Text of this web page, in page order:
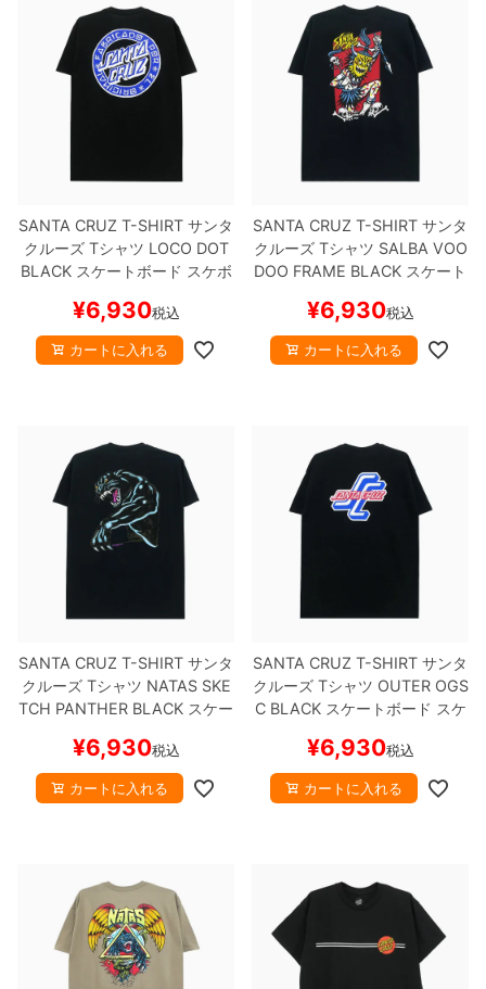
SANTA CRUZ T-SHIRT サンタ
クルーズTシャツ LOCO DOT
BLACKスケートボード スケボ
¥6,930税込
カートに入れる
SANTA CRUZ T-SHIRT サンタ
クルーズTシャツ SALBA VOO
DOO FRAME BLACK スケート
¥6,930税込
カートに入れる
SANTA CRUZ T-SHIRT サンタ
クルーズTシャツ NATAS SKE
TCH PANTHER BLACK スケー
¥6,930税込
カートに入れる
SANTA CRUZ T-SHIRT サンタ
クルーズTシャツ OUTER OGS
CBLACKスケートボード スケ
¥6,930税込
カートに入れる
高性能デッキ